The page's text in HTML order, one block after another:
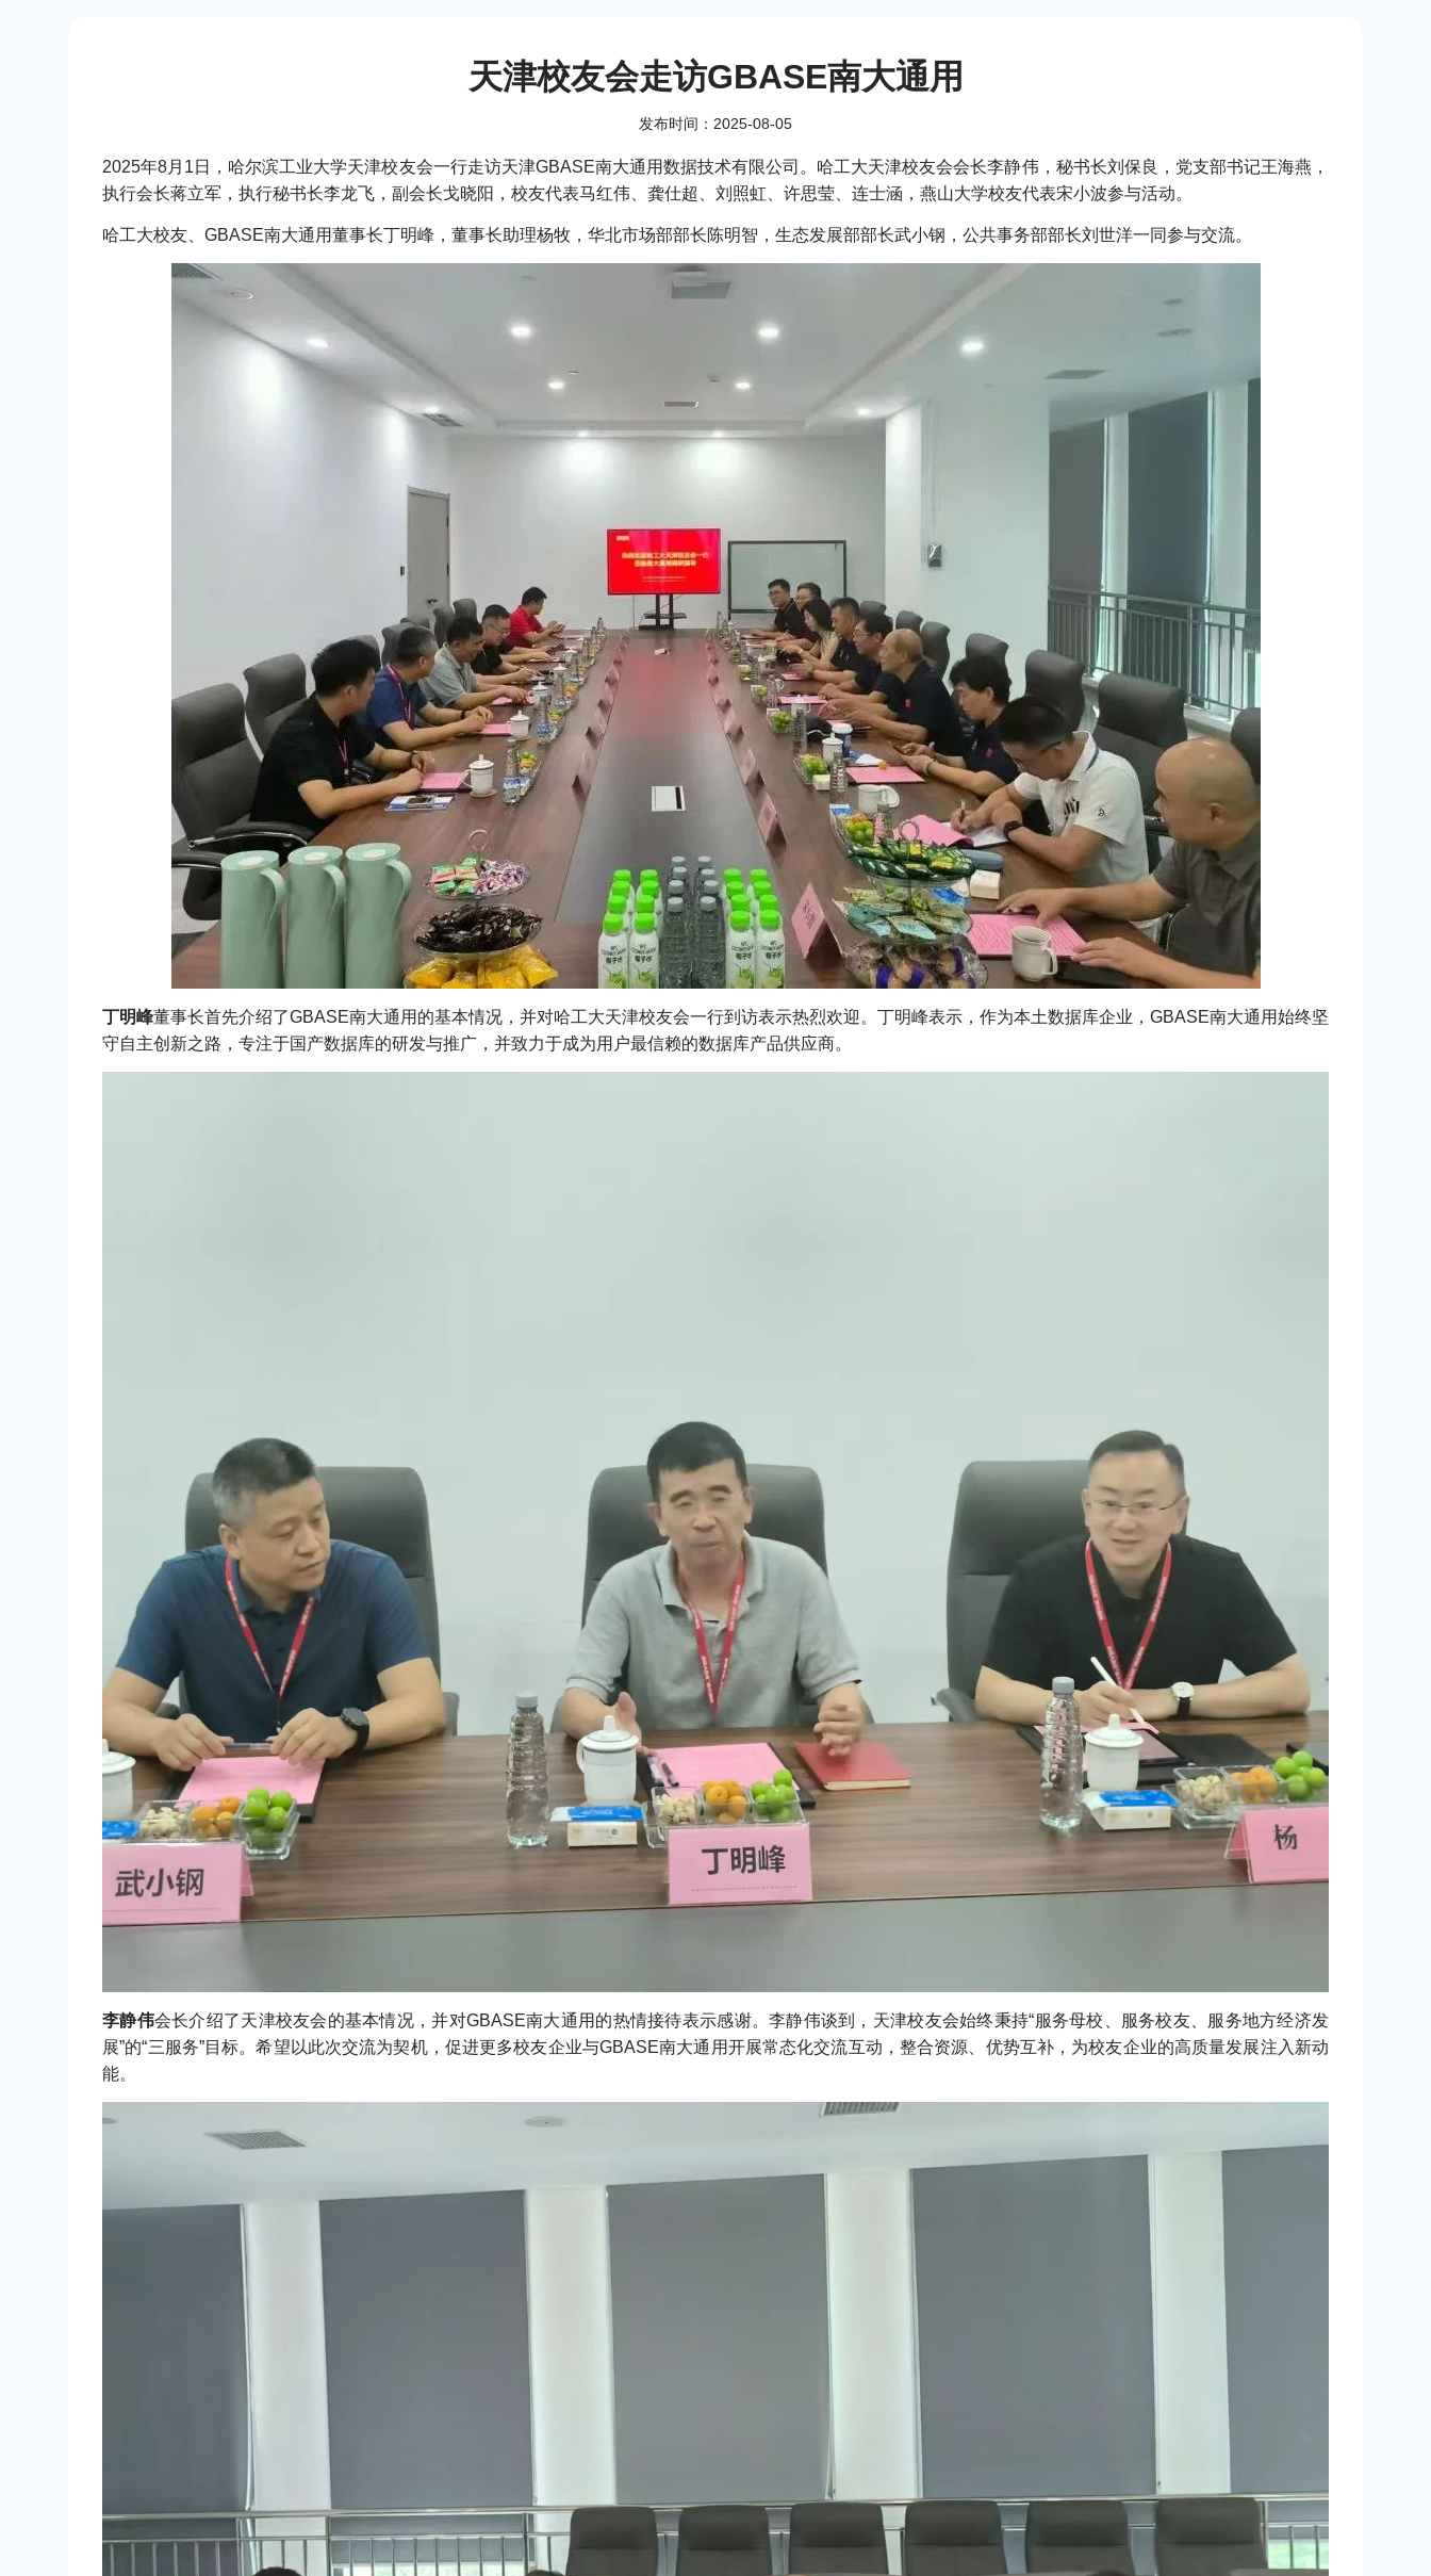
天津校友会走访GBASE南大通用
发布时间：2025-08-05
2025年8月1日，哈尔滨工业大学天津校友会一行走访天津GBASE南大通用数据技术有限公司。哈工大天津校友会会长李静伟，秘书长刘保良，党支部书记王海燕，
执行会长蒋立军，执行秘书长李龙飞，副会长戈晓阳，校友代表马红伟、龚仕超、刘照虹、许思莹、连士涵，燕山大学校友代表宋小波参与活动。
哈工大校友、GBASE南大通用董事长丁明峰，董事长助理杨牧，华北市场部部长陈明智，生态发展部部长武小钢，公共事务部部长刘世洋一同参与交流。
丁明峰董事长首先介绍了GBASE南大通用的基本情况，并对哈工大天津校友会一行到访表示热烈欢迎。丁明峰表示，作为本土数据库企业，GBASE南大通用始终坚
守自主创新之路，专注于国产数据库的研发与推广，并致力于成为用户最信赖的数据库产品供应商。
李静伟会长介绍了天津校友会的基本情况，并对GBASE南大通用的热情接待表示感谢。李静伟谈到，天津校友会始终秉持“服务母校、服务校友、服务地方经济发
展”的“三服务”目标。希望以此次交流为契机，促进更多校友企业与GBASE南大通用开展常态化交流互动，整合资源、优势互补，为校友企业的高质量发展注入新动
能。